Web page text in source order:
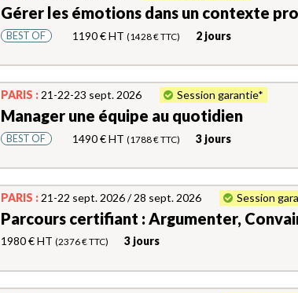
Gérer les émotions dans un contexte
BEST OF 1190 € HT (1428 € TTC) 2 jours
PARIS : 21-22-23 sept. 2026 Session garantie*
Manager une équipe au quotidien
BEST OF 1490 € HT (1788 € TTC) 3 jours
PARIS : 21-22 sept. 2026 / 28 sept. 2026 Session
Parcours certifiant : Argumenter,
1980 € HT (2376 € TTC) 3 jours